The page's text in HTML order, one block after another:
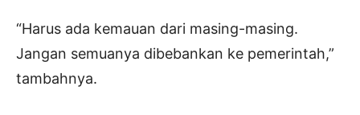
“Harus ada kemauan dari masing-masing.
Jangan semuanya dibebankan ke pemerintah,”
tambahnya.